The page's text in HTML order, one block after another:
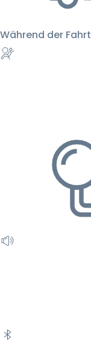
Während der Fahrt